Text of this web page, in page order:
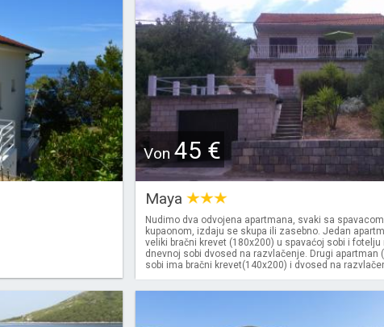
Von 45 €
Maya
Nudimo dva odvojena apartmana, svaki sa
kupaonom, izdaju se skupa ili zasebno. Jedan
veliki bračni krevet (180x200) u spavaćoj sobi i fotelju
dnevnoj sobi dvosed na razvlačenje. Drugi apartman
sobi ima bračni krevet(140x200) i dvosed na